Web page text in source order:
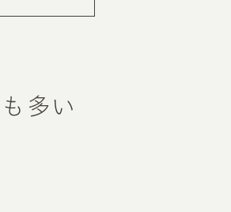
求する インターネット広告
多い